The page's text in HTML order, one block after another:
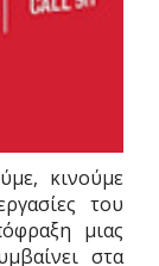
κινούμε
του
μιας
στα